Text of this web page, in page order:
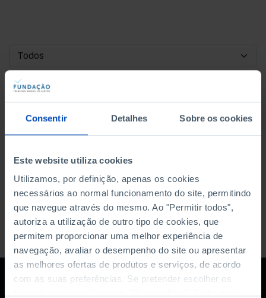
Consentir Detalhes Sobre os cookies
Este website utiliza cookies
Utilizamos, por definição, apenas os cookies
necessários ao normal funcionamento do site, permitindo
que navegue através do mesmo. Ao "Permitir todos",
autoriza a utilização de outro tipo de cookies, que
permitem proporcionar uma melhor experiência de
navegação, avaliar o desempenho do site ou apresentar
as melhores ofertas de produtos e serviços, de acordo
com as suas preferências. Se pretender escolher os
DATA DE INÍCIO
DATA DE FIM